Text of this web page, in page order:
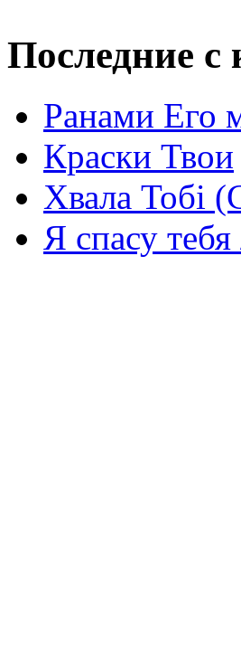
Последние
Ранами Его
Краски Твои
Хвала Тобі
Я спасу